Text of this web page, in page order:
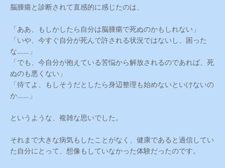
脳腫瘍と診断されて直感的に感じたのは、
「ああ、もしかしたら自分は脳腫瘍で死ぬのかもしれない」
「いや、今すぐ自分が死んで許される状況ではないし、困った
な……」
「でも、今自分が抱えている苦悩から解放されるのであれば、死
ぬのも悪くない」
「待てよ、もしそうだとしたら身辺整理も始めないといけないの
か……」
というような、複雑な思いでした。
それまで大きな病気もしたことがなく、健康であると過信してい
た自分にとって、想像もしていなかった体験だったのです。